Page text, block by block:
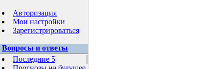
Авторизация
Мои настройки
Зарегистрироваться
Вопросы и ответы
Последние 5